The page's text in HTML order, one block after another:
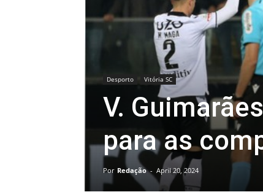
Desporto Vitória SC
V.
para as
Por Redação - April 20, 2024